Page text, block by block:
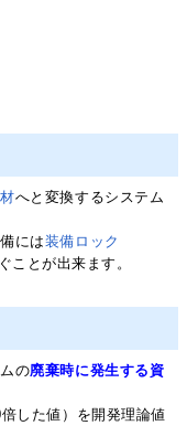
へと変換するシステム
には装備ロック
ことが出来ます。
の廃棄時に発生する資
した値）を開発理論値